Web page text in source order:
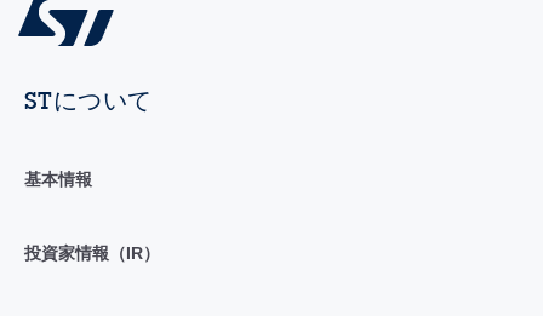
STについて
基本情報
投資家情報（IR）